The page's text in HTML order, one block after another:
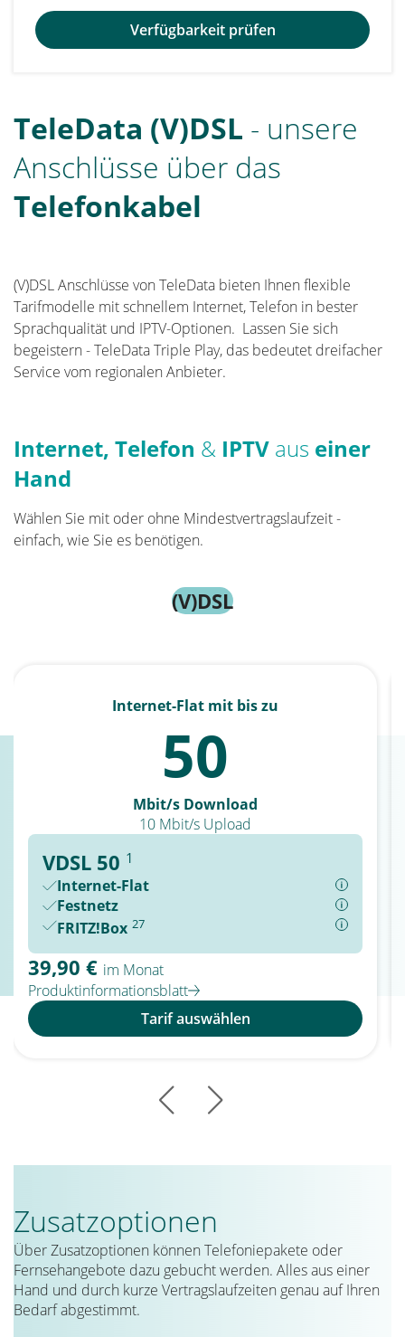
Verfügbarkeit prüfen
TeleData (V)DSL - unsere
Anschlüsse über das
Telefonkabel
(V)DSL Anschlüsse von TeleData bieten Ihnen flexible
Tarifmodelle mit schnellem Internet, Telefon in bester
Sprachqualität und IPTV-Optionen. Lassen Sie sich
begeistern - TeleData Triple Play, das bedeutet dreifacher
Service vom regionalen Anbieter.
Internet, Telefon & IPTV aus einer
Hand
Wählen Sie mit oder ohne Mindestvertragslaufzeit -
einfach, wie Sie es benötigen.
(V)DSL
Internet-Flat mit bis zu
50
Mbit/s Download
10 Mbit/s Upload
VDSL 50 1
Internet-Flat
Festnetz
FRITZ!Box 27
39,90 € im Monat
Produktinformationsblatt
Tarif auswählen
Zusatzoptionen
Über Zusatzoptionen können Telefoniepakete oder
Fernsehangebote dazu gebucht werden. Alles aus einer
Hand und durch kurze Vertragslaufzeiten genau auf Ihren
Bedarf abgestimmt.